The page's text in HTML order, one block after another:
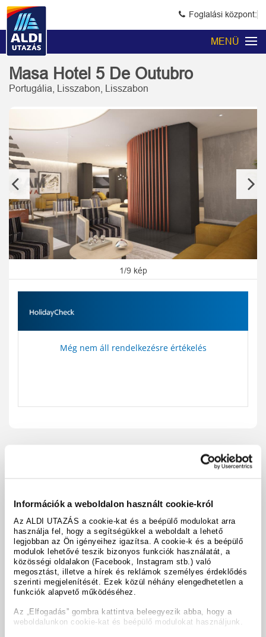
Információk a weboldalon használt cookie-król
Az ALDI UTAZÁS a cookie-kat és a beépülő modulokat arra
használja fel, hogy a segítségükkel a weboldalt a lehető
legjobban az Ön igényeihez igazítsa. A cookie-k és a beépülő
modulok lehetővé teszik bizonyos funkciók használatát, a
közösségi oldalakon (Facebook, Instagram stb.) való
megosztást, illetve a hírek és reklámok személyes érdeklődés
szerinti megjelenítését. Ezek közül néhány elengedhetetlen a
funkciók alapvető működéséhez.
Az „Elfogadás” gombra kattintva beleegyezik abba, hogy a
weboldalunkon cookie-kat és beépülő modulokat használjunk.
Foglalási központ:
MENÜ
Masa Hotel 5 De Outubro
Portugália, Lisszabon, Lisszabon
Previous
1/9 kép
Még nem áll rendelkezésre értékelés
megosztás
Felszereltség és tények
A hotel részletei
Időpontok & árak